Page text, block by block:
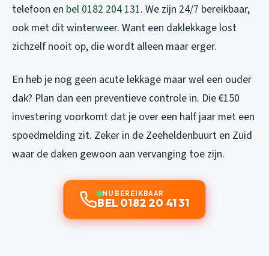
telefoon en bel 0182 204 131. We zijn 24/7 bereikbaar,
ook met dit winterweer. Want een daklekkage lost
zichzelf nooit op, die wordt alleen maar erger.
En heb je nog geen acute lekkage maar wel een ouder
dak? Plan dan een preventieve controle in. Die €150
investering voorkomt dat je over een half jaar met een
spoedmelding zit. Zeker in de Zeeheldenbuurt en Zuid
waar de daken gewoon aan vervanging toe zijn.
NU BEREIKBAAR
BEL 0182 20 41 31